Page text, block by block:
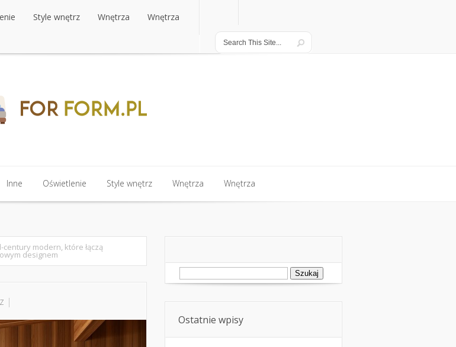
Style wnętrz
Style wnętrz
Wnętrza
Wnętrza
Wnętrza
Wnętrza
Inne Oświetlenie Style wnętrz Wnętrza Wnętrza
modern, które łączą
designem
|
Szukaj:
Ostatnie wpisy